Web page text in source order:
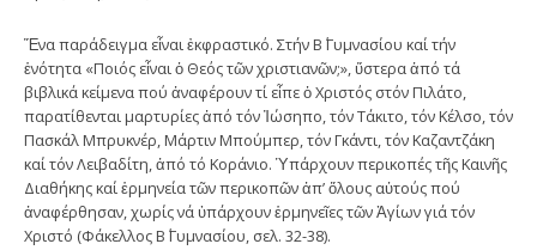
Ἕνα παράδειγμα εἶναι ἐκφραστικό. Στήν Β΄ Γυμνασίου καί τήν
ἑνότητα «Ποιός εἶναι ὁ Θεός τῶν χριστιανῶν;», ὕστερα ἀπό τά
βιβλικά κείμενα πού ἀναφέρουν τί εἶπε ὁ Χριστός στόν Πιλάτο,
παρατίθενται μαρτυρίες ἀπό τόν Ἰώσηπο, τόν Τάκιτο, τόν Κέλσο, τόν
Πασκάλ Μπρυκνέρ, Μάρτιν Μπούμπερ, τόν Γκάντι, τόν Καζαντζάκη
καί τόν Λειβαδίτη, ἀπό τό Κοράνιο. Ὑπάρχουν περικοπές τῆς Καινῆς
Διαθήκης καί ἑρμηνεία τῶν περικοπῶν ἀπ’ ὅλους αὐτούς πού
ἀναφέρθησαν, χωρίς νά ὑπάρχουν ἑρμηνεῖες τῶν Ἁγίων γιά τόν
Χριστό (Φάκελλος Β΄ Γυμνασίου, σελ. 32-38).